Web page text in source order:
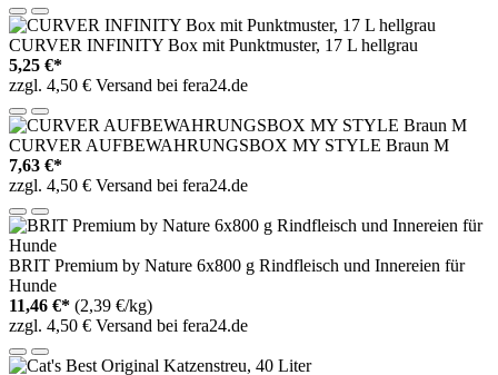
CURVER INFINITY Box mit Punktmuster, 17 L hellgrau
5,25 €*
zzgl. 4,50 € Versand bei fera24.de
CURVER AUFBEWAHRUNGSBOX MY STYLE Braun M
7,63 €*
zzgl. 4,50 € Versand bei fera24.de
BRIT Premium by Nature 6x800 g Rindfleisch und Innereien für
Hunde
11,46 €* (2,39 €/kg)
zzgl. 4,50 € Versand bei fera24.de